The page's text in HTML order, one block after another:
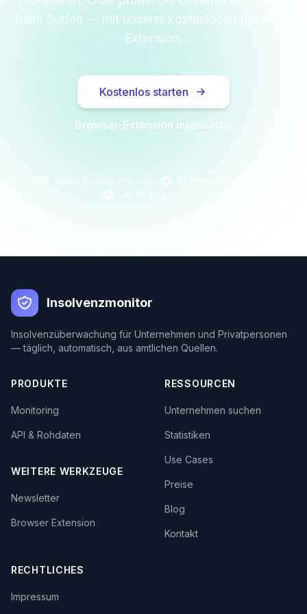
beim Surfen — mit unserer kostenlosen Browser-
Extension.
Kostenlos starten
Browser-Extension installieren
Insolvenzmonitor
Insolvenzüberwachung für Unternehmen und Privatpersonen
— täglich, automatisch, aus amtlichen Quellen.
PRODUKTE
Monitoring
API & Rohdaten
WEITERE WERKZEUGE
Newsletter
Browser Extension
RESSOURCEN
Unternehmen suchen
Statistiken
Use Cases
Preise
Blog
Kontakt
RECHTLICHES
Impressum